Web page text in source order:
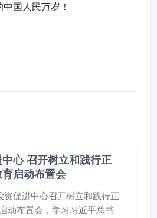
国人民万岁！
心 召开树立和践行正
启动布置会
资促进中心召开树立和践行正
动布置会，学习习近平总书